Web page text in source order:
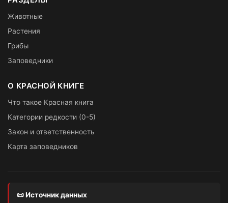
Животные
Растения
Грибы
Заповедники
О КРАСНОЙ КНИГЕ
Что такое Красная книга
Категории редкости (0-5)
Закон и ответственность
Карта заповедников
📜 Источник данных